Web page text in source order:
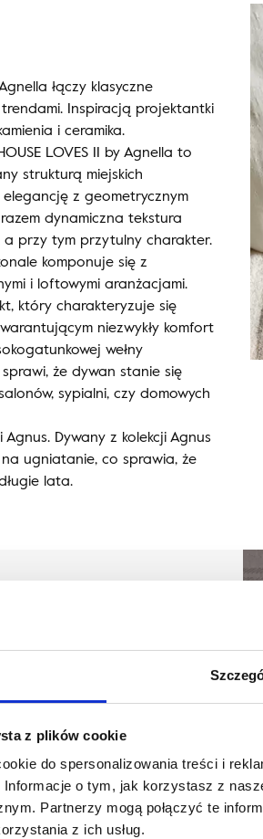
z plików cookie
do spersonalizowania treści i
o tym, jak korzystasz z
Partnerzy mogą połączyć te
z ich usług.
łączy klasyczne
Inspiracją projektantki
i ceramika.
LOVES II by Agnella to
strukturą miejskich
z geometrycznym
dynamiczna tekstura
przy tym przytulny charakter.
komponuje się z
i loftowymi aranżacjami.
który charakteryzuje się
niezwykły komfort
wełny
że dywan stanie się
sypialni, czy domowych
Dywany z kolekcji Agnus
ugniatanie, co sprawia, że
lata.
wnętrz, blogerka oraz
wnętrz HOUSE
projektantów, tworzy
urządzania wnętrz oraz od lat
wnętrzarskich w Polsce: